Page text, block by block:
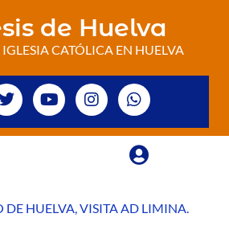
de Huelva
CATÓLICA EN HUELVA
DE HUELVA,VISITA AD LIMINA.